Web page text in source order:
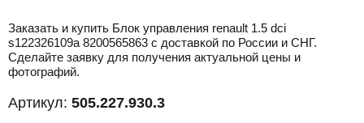
Заказать и купить Блок управления renault 1.5 dci
s122326109a 8200565863 с доставкой по России и СНГ.
Сделайте заявку для получения актуальной цены и
фотографий.
Артикул: 505.227.930.3